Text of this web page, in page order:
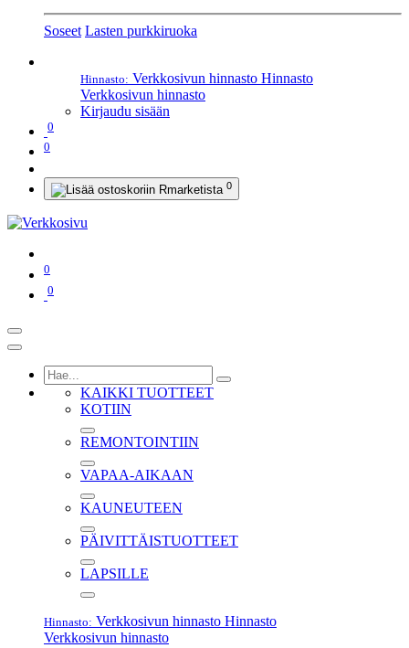
Soseet Lasten purkkiruoka
Hinnasto: Verkkosivun hinnasto Hinnasto
Verkkosivun hinnasto
Kirjaudu sisään
0
0
0
0
0
KAIKKI TUOTTEET
KOTIIN
REMONTOINTIIN
VAPAA-AIKAAN
KAUNEUTEEN
PÄIVITTÄISTUOTTEET
LAPSILLE
Hinnasto: Verkkosivun hinnasto Hinnasto
Verkkosivun hinnasto